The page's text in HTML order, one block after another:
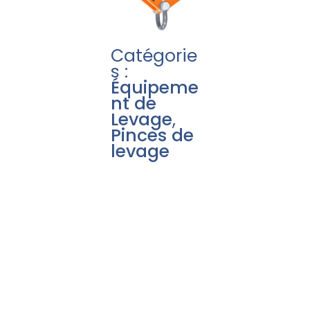
Catégorie
s :
Équipeme
nt de
Levage,
Pinces de
levage